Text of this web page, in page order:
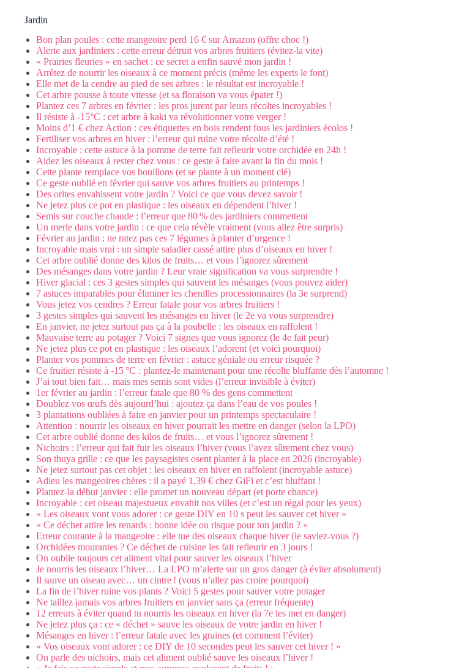
Jardin
Bon plan poules : cette mangeoire perd 16 € sur Amazon (offre choc !)
Alerte aux jardiniers : cette erreur détruit vos arbres fruitiers (évitez-la vite)
« Prairies fleuries » en sachet : ce secret a enfin sauvé mon jardin !
Arrêtez de nourrir les oiseaux à ce moment précis (même les experts le font)
Elle met de la cendre au pied de ses arbres : le résultat est incroyable !
Cet arbre pousse à toute vitesse (et sa floraison va vous épater !)
Plantez ces 7 arbres en février : les pros jurent par leurs récoltes incroyables !
Il résiste à -15°C : cet arbre à kaki va révolutionner votre verger !
Moins d’1 € chez Action : ces étiquettes en bois rendent fous les jardiniers écolos !
Fertiliser vos arbres en hiver : l’erreur qui ruine votre récolte d’été !
Incroyable : cette astuce à la pomme de terre fait refleurir votre orchidée en 24h !
Aidez les oiseaux à rester chez vous : ce geste à faire avant la fin du mois !
Cette plante remplace vos bouillons (et se plante à un moment clé)
Ce geste oublié en février qui sauve vos arbres fruitiers au printemps !
Des orites envahissent votre jardin ? Voici ce que vous devez savoir !
Ne jetez plus ce pot en plastique : les oiseaux en dépendent l’hiver !
Semis sur couche chaude : l’erreur que 80 % des jardiniers commettent
Un merle dans votre jardin : ce que cela révèle vraiment (vous allez être surpris)
Février au jardin : ne ratez pas ces 7 légumes à planter d’urgence !
Incroyable mais vrai : un simple saladier cassé attire plus d’oiseaux en hiver !
Cet arbre oublié donne des kilos de fruits… et vous l’ignorez sûrement
Des mésanges dans votre jardin ? Leur vraie signification va vous surprendre !
Hiver glacial : ces 3 gestes simples qui sauvent les mésanges (vous pouvez aider)
7 astuces imparables pour éliminer les chenilles processionnaires (la 3e surprend)
Vous jetez vos cendres ? Erreur fatale pour vos arbres fruitiers !
3 gestes simples qui sauvent les mésanges en hiver (le 2e va vous surprendre)
En janvier, ne jetez surtout pas ça à la poubelle : les oiseaux en raffolent !
Mauvaise terre au potager ? Voici 7 signes que vous ignorez (le 4e fait peur)
Ne jetez plus ce pot en plastique : les oiseaux l’adorent (et voici pourquoi)
Planter vos pommes de terre en février : astuce géniale ou erreur risquée ?
Ce fruitier résiste à -15 °C : plantez-le maintenant pour une récolte bluffante dès l’automne !
J’ai tout bien fait… mais mes semis sont vides (l’erreur invisible à éviter)
1er février au jardin : l’erreur fatale que 80 % des gens commettent
Doublez vos œufs dès aujourd’hui : ajoutez ça dans l’eau de vos poules !
3 plantations oubliées à faire en janvier pour un printemps spectaculaire !
Attention : nourrir les oiseaux en hiver pourrait les mettre en danger (selon la LPO)
Cet arbre oublié donne des kilos de fruits… et vous l’ignorez sûrement !
Nichoirs : l’erreur qui fait fuir les oiseaux l’hiver (vous l’avez sûrement chez vous)
Son thuya grille : ce que les paysagistes osent planter à la place en 2026 (incroyable)
Ne jetez surtout pas cet objet : les oiseaux en hiver en raffolent (incroyable astuce)
Adieu les mangeoires chères : il a payé 1,39 € chez GiFi et c’est bluffant !
Plantez-la début janvier : elle promet un nouveau départ (et porte chance)
Incroyable : cet oiseau majestueux envahit nos villes (et c’est un régal pour les yeux)
« Les oiseaux vont vous adorer : ce geste DIY en 10 s peut les sauver cet hiver »
« Ce déchet attire les renards : bonne idée ou risque pour ton jardin ? »
Erreur courante à la mangeoire : elle tue des oiseaux chaque hiver (le saviez-vous ?)
Orchidées mourantes ? Ce déchet de cuisine les fait refleurir en 3 jours !
On oublie toujours cet aliment vital pour sauver les oiseaux l’hiver
Je nourris les oiseaux l’hiver… La LPO m’alerte sur un gros danger (à éviter absolument)
Il sauve un oiseau avec… un cintre ! (vous n’allez pas croire pourquoi)
La fin de l’hiver ruine vos plants ? Voici 5 gestes pour sauver votre potager
Ne taillez jamais vos arbres fruitiers en janvier sans ça (erreur fréquente)
12 erreurs à éviter quand tu nourris les oiseaux en hiver (la 7e les met en danger)
Ne jetez plus ça : ce « déchet » sauve les oiseaux de votre jardin en hiver !
Mésanges en hiver : l’erreur fatale avec les graines (et comment l’éviter)
« Vos oiseaux vont adorer : ce DIY de 10 secondes peut les sauver cet hiver ! »
On parle des nichoirs, mais cet aliment oublié sauve les oiseaux l’hiver !